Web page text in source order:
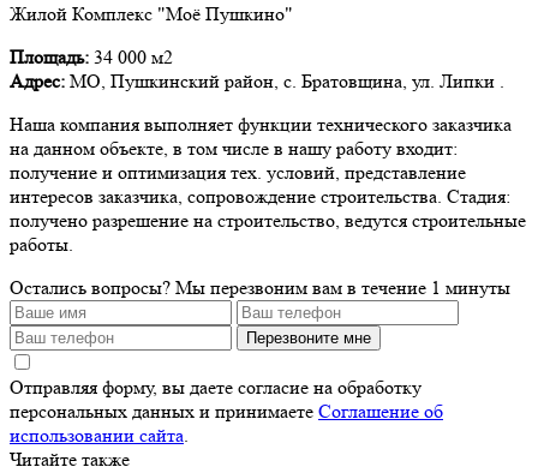
Жилой Комплекс "Моё Пушкино"
Площадь: 34 000 м2
Адрес: МО, Пушкинский район, с. Братовщина, ул. Липки .
Наша компания выполняет функции технического заказчика
на данном объекте, в том числе в нашу работу входит:
получение и оптимизация тех. условий, представление
интересов заказчика, сопровождение строительства. Стадия:
получено разрешение на строительство, ведутся строительные
работы.
Остались вопросы? Мы перезвоним вам в течение 1 минуты
Перезвоните мне
Отправляя форму, вы даете согласие на обработку
персональных данных и принимаете Соглашение об
использовании сайта.
Читайте также